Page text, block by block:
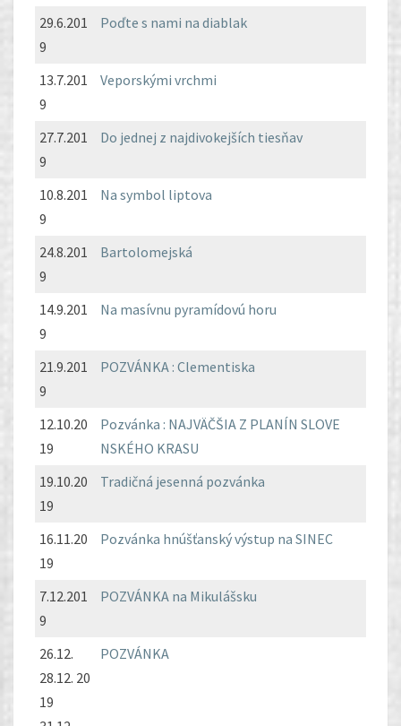
29.6.201
9
Poďte s nami na diablak
13.7.201
9
Veporskými vrchmi
27.7.201
9
Do jednej z najdivokejších tiesňav
10.8.201
9
Na symbol liptova
24.8.201
9
Bartolomejská
14.9.201
9
Na masívnu pyramídovú horu
21.9.201
9
POZVÁNKA : Clementiska
12.10.20
19
Pozvánka : NAJVÄČŠIA Z PLANÍN SLOVE
NSKÉHO KRASU
19.10.20
19
Tradičná jesenná pozvánka
16.11.20
19
Pozvánka hnúšťanský výstup na SINEC
7.12.201
9
POZVÁNKA na Mikulášsku
26.12.
28.12. 20
19
POZVÁNKA